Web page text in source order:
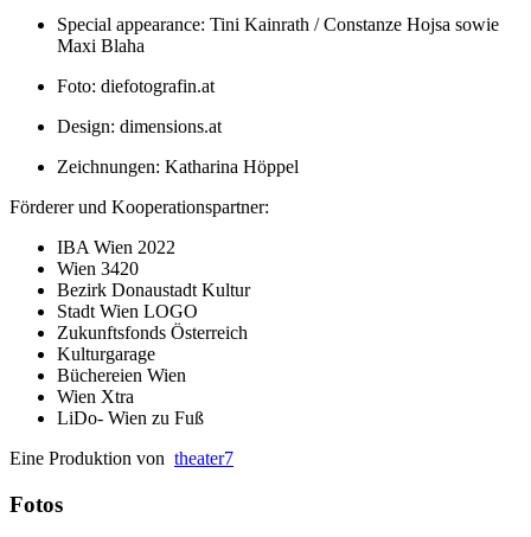
Special appearance: Tini Kainrath / Constanze Hojsa sowie
Maxi Blaha
Foto: diefotografin.at
Design: dimensions.at
Zeichnungen: Katharina Höppel
Förderer und Kooperationspartner:
IBA Wien 2022
Wien 3420
Bezirk Donaustadt Kultur
Stadt Wien LOGO
Zukunftsfonds Österreich
Kulturgarage
Büchereien Wien
Wien Xtra
LiDo- Wien zu Fuß
Eine Produktion von theater7
Fotos